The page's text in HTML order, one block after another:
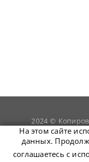
2024 ©
только при
На этом сайте
данных.
соглашаетесь с